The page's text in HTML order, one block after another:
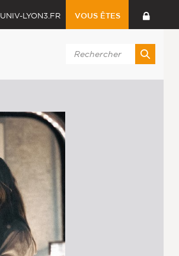
UNIV-LYON3.FR VOUS ÊTES